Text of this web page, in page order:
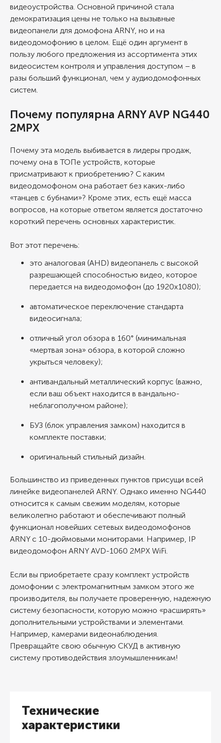
видеоустройства. Основной причиной стала
демократизация цены не только на вызывные
видеопанели для домофона ARNY, но и на
видеодомофонию в целом. Ещё один аргумент в
пользу любого предложения из ассортимента этих
видеосистем контроля и управления доступом – в
разы больший функционал, чем у аудиодомофонных
систем.
Почему популярна ARNY AVP NG440
2MPX
Почему эта модель выбивается в лидеры продаж,
почему она в ТОПе устройств, которые
присматривают к приобретению? С каким
видеодомофоном она работает без каких-либо
«танцев с бубнами»? Кроме этих, есть ещё масса
вопросов, на которые ответом является достаточно
короткий перечень основных характеристик.
Вот этот перечень:
это аналоговая (AHD) видеопанель с высокой
разрешающей способностью видео, которое
передается на видеодомофон (до 1920х1080);
автоматическое переключение стандарта
видеосигнала;
отличный угол обзора в 160° (минимальная
«мертвая зона» обзора, в которой сложно
укрыться человеку);
антивандальный металлический корпус (важно,
если ваш объект находится в вандально-
неблагополучном районе);
БУЗ (блок управления замком) находится в
комплекте поставки;
оригинальный стильный дизайн.
Большинство из приведенных пунктов присущи всей
линейке видеопанелей ARNY. Однако именно NG440
относится к самым свежим моделям, которые
великолепно работают и обеспечивают полный
функционал новейших сетевых видеодомофонов
ARNY с 10-дюймовыми мониторами. Например, IP
видеодомофон ARNY AVD-1060 2MPX WiFi.
Если вы приобретаете сразу комплект устройств
домофонии с электромагнитным замком этого же
производителя, вы получаете проверенную, надежную
систему безопасности, которую можно «расширять»
дополнительными устройствами и элементами.
Например, камерами видеонаблюдения.
Превращайте свою обычную СКУД в активную
систему противодействия злоумышленникам!
Технические
характеристики